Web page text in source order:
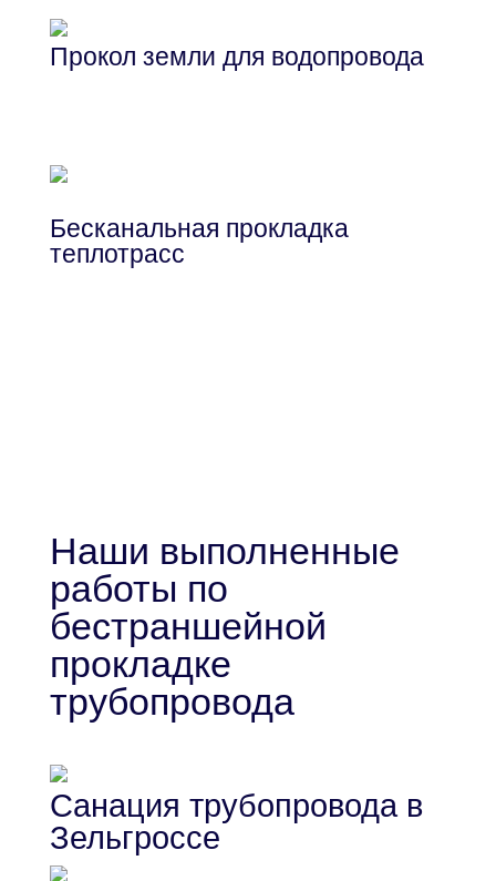
Прокол земли для водопровода
Бесканальная прокладка
теплотрасс
Наши выполненные
работы по
бестраншейной
прокладке
трубопровода
Санация трубопровода в
Зельгроссе